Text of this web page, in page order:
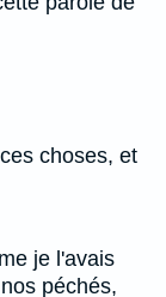
choses, et
je l'avais
péchés,